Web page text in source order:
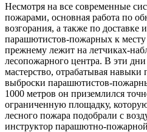
Несмотря на все современные
пожарами, основная работа по
возгорания, а также по доставке
парашютистов-пожарных к
прежнему лежит на летчиках-
лесопожарного центра. В эти
мастерство, отрабатывая навыки
выброски парашютистов-
1000 метров он приземлился
ограниченную площадку,
лесного пожара подобрали с
инструктор парашютно-